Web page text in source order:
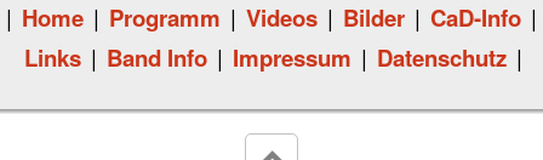
| Home | Programm | Videos | Bilder | CaD-Info |
Links | Band Info | Impressum | Datenschutz |